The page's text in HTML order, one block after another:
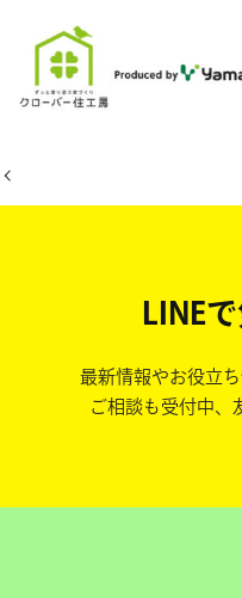
LINE
最新情報やお役立
ご相談も受付中、